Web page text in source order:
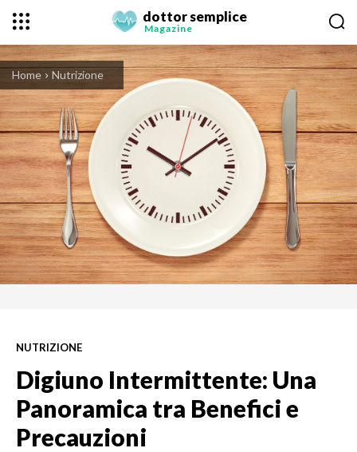
dottor semplice
Magazine
Home Nutrizione
NUTRIZIONE
Digiuno Intermittente: Una
Panoramica tra Benefici e
Precauzioni